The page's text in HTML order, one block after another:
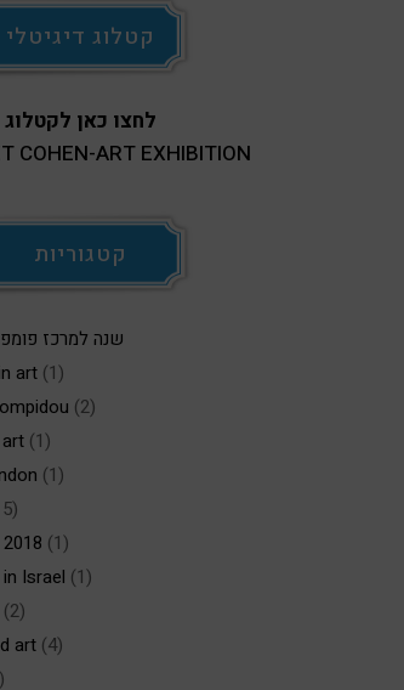
קטלוג דיגיטלי
לחצו כאן לקטלוג
COHEN-ART EXHIBITION
קטגוריות
40 שנה למרכז
art (1)
(2)
(1)
(1)
(1)
Israel (1)
(2)
art (4)